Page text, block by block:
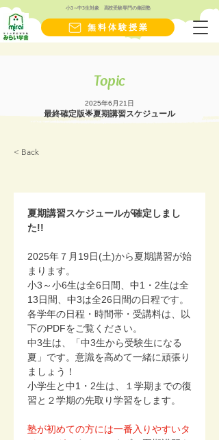
小3～中3生対象 高校受験専門の集団塾
無料体験授業
Topic
2025年6月21日
最終確定版🌟夏期講習スケジュール
< Back
夏期講習スケジュールが確定しまし
た!!
2025年７月19日(土)から夏期講習が始
まります。
小3～小6生は全6日間、中1・2生は全
13日間、中3は全26日間の日程です。
各学年の日程・時間帯・受講料は、以
下のPDFをご覧ください。
中3生は、「中3生から受験生になる
夏」です。意識を高めて一緒に頑張り
ましょう！
小学生と中1・2生は、１学期までの復
習と２学期の先取り学習をします。
塾が初めての方には一番入りやすいタ